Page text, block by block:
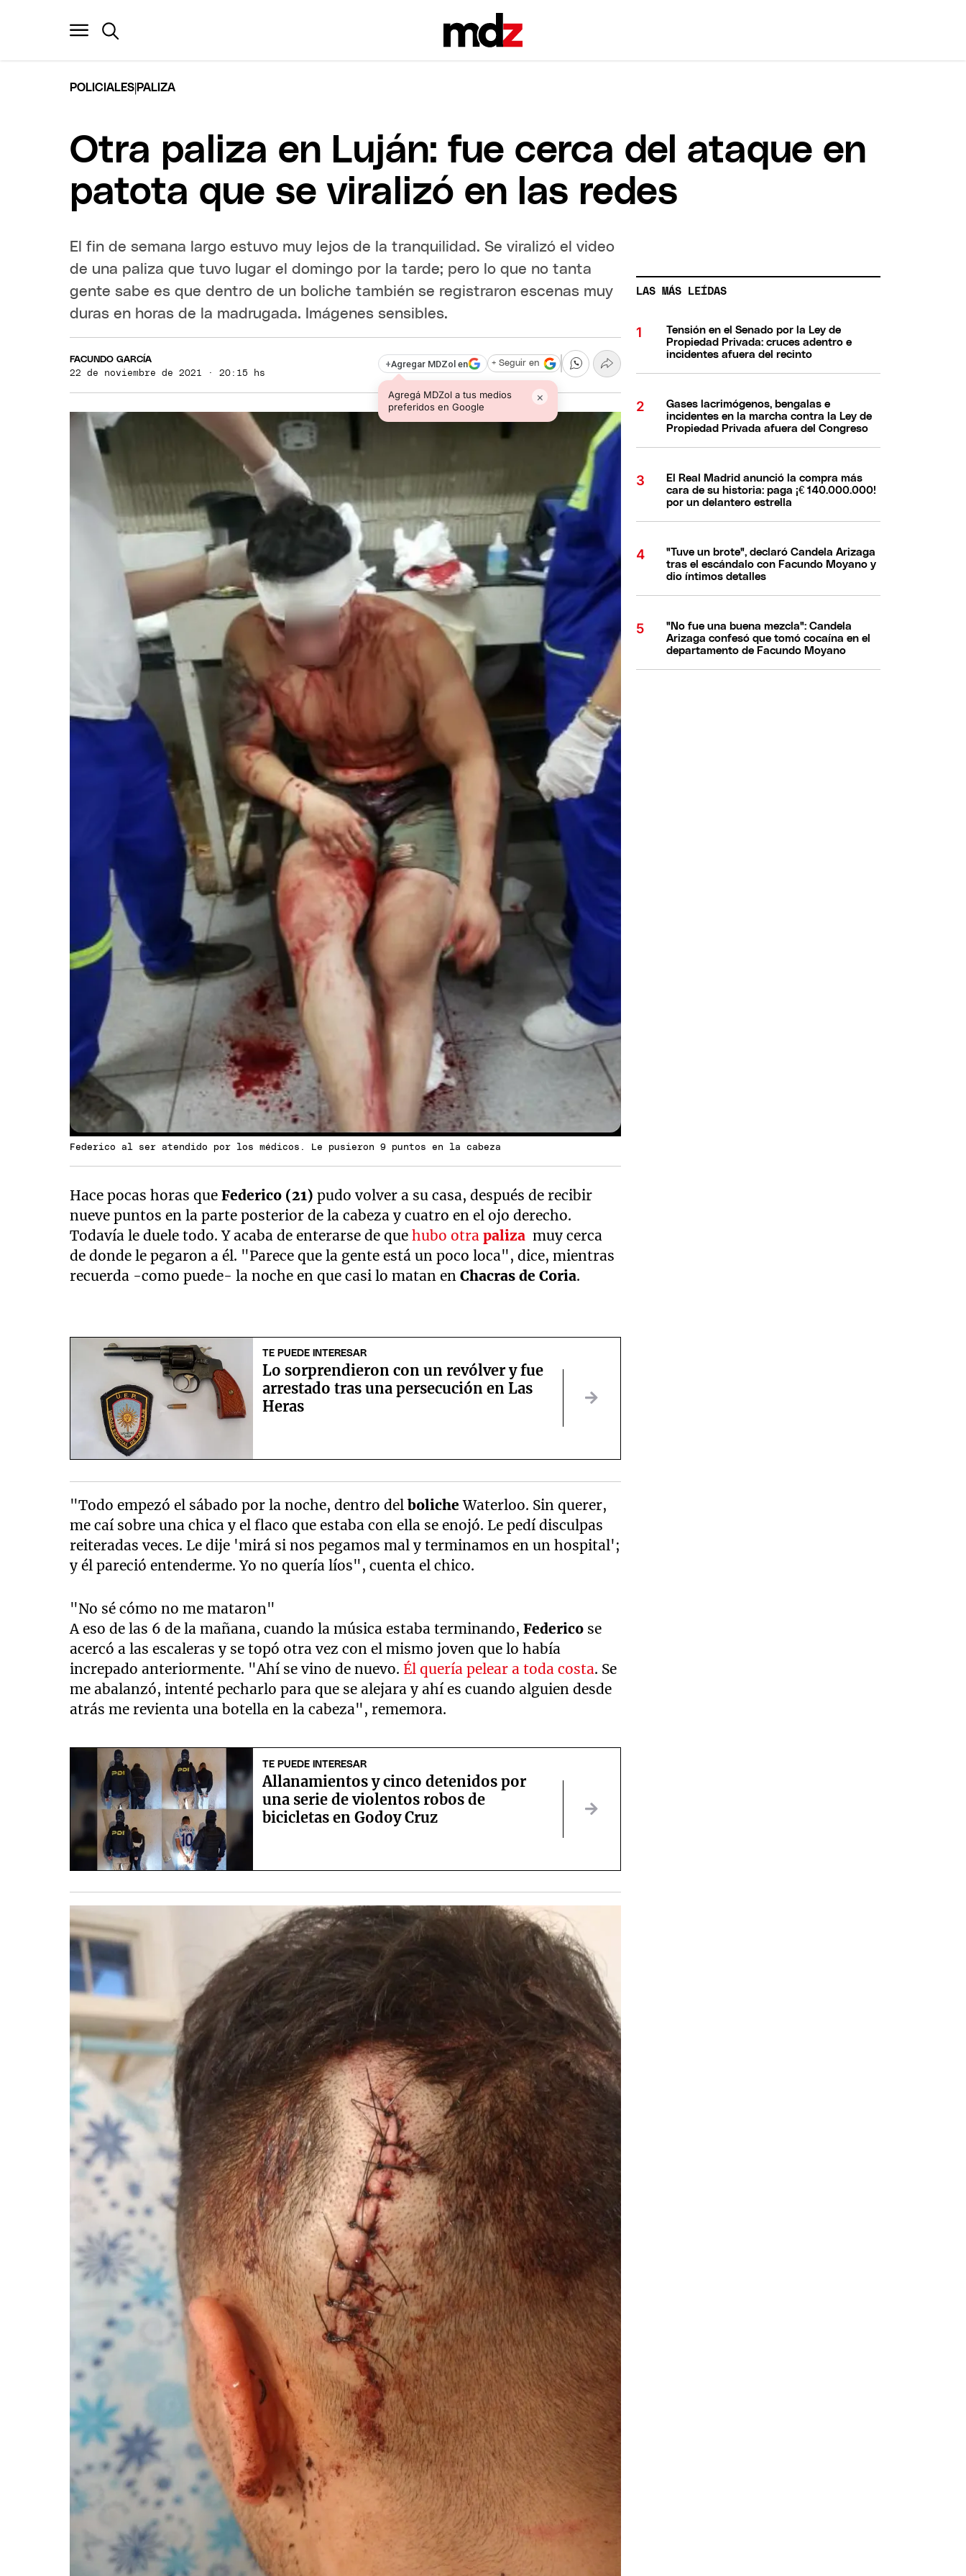
POLICIALES PALIZA
Otra paliza en Luján: fue cerca del ataque en
patota que se viralizó en las redes
El fin de semana largo estuvo muy lejos de la tranquilidad. Se viralizó el video
de una paliza que tuvo lugar el domingo por la tarde; pero lo que no tanta
gente sabe es que dentro de un boliche también se registraron escenas muy
duras en horas de la madrugada. Imágenes sensibles.
FACUNDO GARCÍA
22 de noviembre de 2021 · 20:15 hs
+Agregar MDZol en
Agregá MDZol a tus medios
preferidos en Google
×
+ Seguir en
Federico al ser atendido por los médicos. Le pusieron 9 puntos en la cabeza
Hace pocas horas queFederico (21) pudo volver a su casa, después de recibir
nueve puntos en la parte posterior de la cabeza y cuatro en el ojo derecho.
Todavía le duele todo. Y acaba de enterarse de quehubo otrapaliza muy cerca
de donde le pegaron a él. "Parece que la gente está un poco loca", dice, mientras
recuerda -como puede- la noche en que casi lo matan enChacras de Coria.
TE PUEDE INTERESAR
Lo sorprendieron con un revólver y fue
arrestado tras una persecución en Las
Heras
"Todo empezó el sábado por la noche, dentro delbolicheWaterloo. Sin querer,
me caí sobre una chica y el flaco que estaba con ella se enojó. Le pedí disculpas
reiteradas veces. Le dije 'mirá si nos pegamos mal y terminamos en un hospital';
y él pareció entenderme. Yo no quería líos", cuenta el chico.
"No sé cómo no me mataron"
A eso de las 6 de la mañana, cuando la música estaba terminando,Federico se
acercó a las escaleras y se topó otra vez con el mismo joven que lo había
increpado anteriormente. "Ahí se vino de nuevo.Él quería pelear a toda costa. Se
me abalanzó, intenté pecharlo para que se alejara y ahí es cuando alguien desde
atrás me revienta una botella en la cabeza", rememora.
TE PUEDE INTERESAR
Allanamientos y cinco detenidos por
una serie de violentos robos de
bicicletas en Godoy Cruz
LAS MÁS LEÍDAS
Tensión en el Senado por la Ley de
Propiedad Privada: cruces adentro e
incidentes afuera del recinto
Gases lacrimógenos, bengalas e
incidentes en la marcha contra la Ley de
Propiedad Privada afuera del Congreso
El Real Madrid anunció la compra más
cara de su historia: paga ¡€ 140.000.000!
por un delantero estrella
"Tuve un brote", declaró Candela Arizaga
tras el escándalo con Facundo Moyano y
dio íntimos detalles
"No fue una buena mezcla": Candela
Arizaga confesó que tomó cocaína en el
departamento de Facundo Moyano